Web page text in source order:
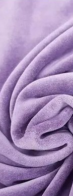
Renk:
veya genişlik
ihtiyaçlarınıza
Tekstil'in Müslin
çıkarın. Hassas
için mükemmel
dokuma yapısı
ve
özel
, 3 katman ve
keşfedin.
hassas ciltlere
ideal bir seçimdir.
yaratıyor
benimseyin.
çekiciliğinin her
dünyasını
katman
lüksüyle